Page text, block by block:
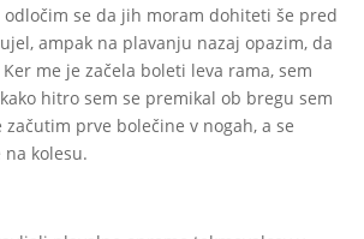
se da jih moram dohiteti še pred
ampak na plavanju nazaj opazim, da
me je začela boleti leva rama, sem
hitro sem se premikal ob bregu sem
prve bolečine v nogah, a se
kolesu.